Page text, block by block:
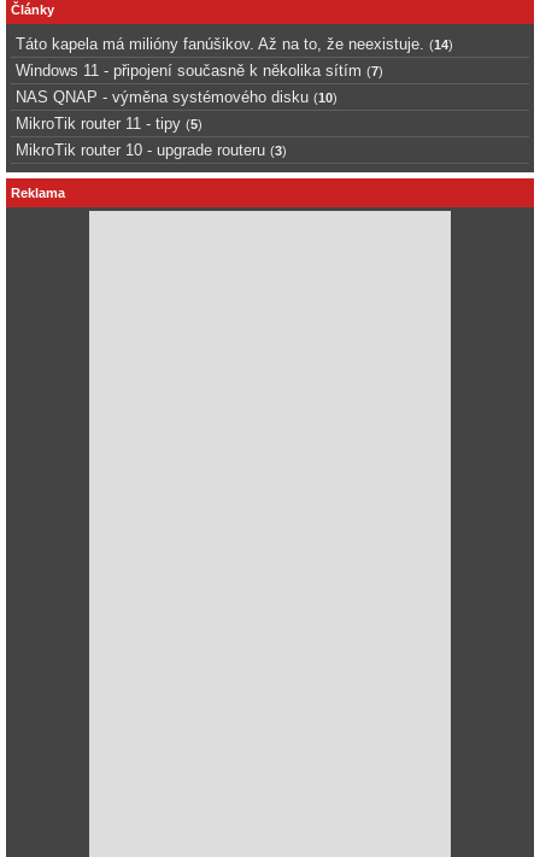
Články
Táto kapela má milióny fanúšikov. Až na to, že neexistuje. (14)
Windows 11 - připojení současně k několika sítím (7)
NAS QNAP - výměna systémového disku (10)
MikroTik router 11 - tipy (5)
MikroTik router 10 - upgrade routeru (3)
Reklama